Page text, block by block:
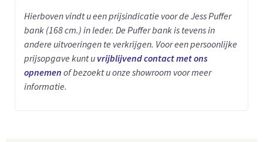
Hierboven vindt u een prijsindicatie voor de Jess Puffer
bank (168 cm.) in leder. De Puffer bank is tevens in
andere uitvoeringen te verkrijgen. Voor een persoonlijke
prijsopgave kunt u vrijblijvend contact met ons
opnemen of bezoekt u onze showroom voor meer
informatie.